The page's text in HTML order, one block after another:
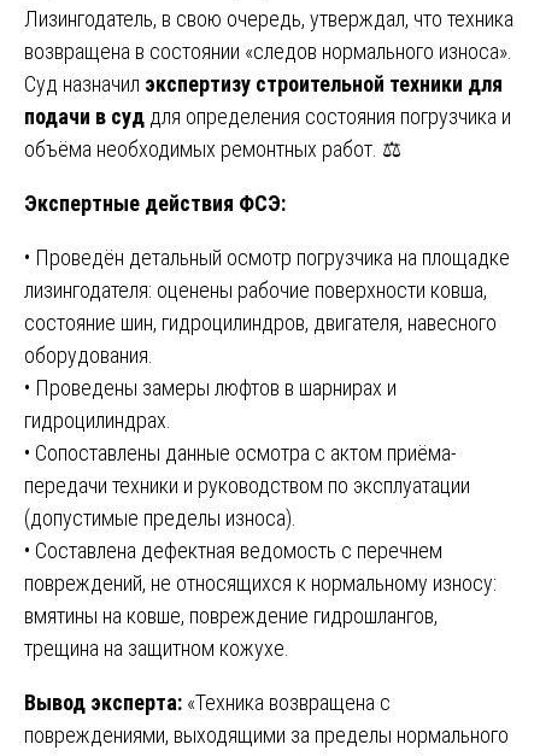
Лизингодатель, в свою очередь, утверждал, что техника
возвращена в состоянии «следов нормального износа».
Суд назначил экспертизу строительной техники для
подачи в суд для определения состояния погрузчика и
объёма необходимых ремонтных работ. ⚖️
Экспертные действия ФСЭ:
• Проведён детальный осмотр погрузчика на площадке
лизингодателя: оценены рабочие поверхности ковша,
состояние шин, гидроцилиндров, двигателя, навесного
оборудования.
• Проведены замеры люфтов в шарнирах и
гидроцилиндрах.
• Сопоставлены данные осмотра с актом приёма-
передачи техники и руководством по эксплуатации
(допустимые пределы износа).
• Составлена дефектная ведомость с перечнем
повреждений, не относящихся к нормальному износу:
вмятины на ковше, повреждение гидрошлангов,
трещина на защитном кожухе.
Вывод эксперта: «Техника возвращена с
повреждениями, выходящими за пределы нормального